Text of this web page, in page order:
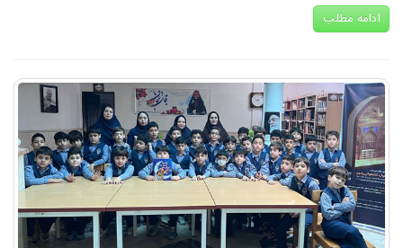
ادامه مطلب